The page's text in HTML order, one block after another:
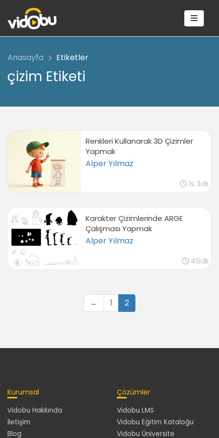
Anasayfa Etiketler
çizim Etiketi
Renkleri Kullanarak 3D Çizimler
Yapmak
Alper Yılmaz
1s 3dk
Karakter Çizimlerinde ARGE
Çalışması Yapmak
Alper Yılmaz
45dk
← 1 2
Kurumsal
Vidobu Hakkında
İletişim
Blog
Çözümler
Vidobu LMS
Vidobu Eğitim Kataloğu
Vidobu Üniversite